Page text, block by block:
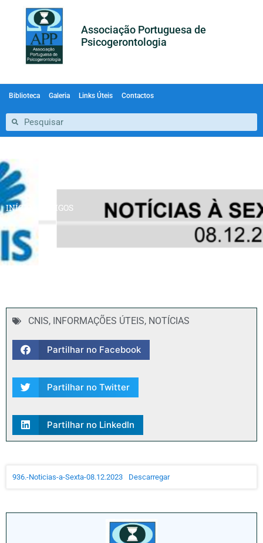
Associação Portuguesa de
Psicogerontologia
Biblioteca Galeria Links Úteis Contactos
INÍCIO ARTIGOS
CNIS, INFORMAÇÕES ÚTEIS, NOTÍCIAS
Partilhar no Facebook
Partilhar no Twitter
Partilhar no LinkedIn
936.-Noticias-a-Sexta-08.12.2023 Descarregar